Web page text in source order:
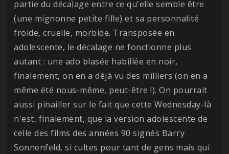
partie du décalage entre ce qu'elle semble être
(une mignonne petite fille) et sa personnalité
froide, cruelle, morbide. Transposée en
adolescente, le décalage ne fonctionne plus
autant : une ado blasée habillée en noir,
finalement, on en a déjà vu des milliers (on en a
même été nous-même, peut-être !). On pourrait
aussi pinailler sur le fait que cette Wednesday-là
n'est, finalement, que la version adolescente de
celle des films des années 90 signés Barry
Sonnenfeld, si cultes pour tant de gens mais qui